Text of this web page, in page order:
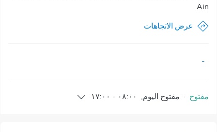
Ain
عرض الاتجاهات
-
مفتوح · مفتوح اليوم, ٠٨:٠٠ - ١٧:٠٠